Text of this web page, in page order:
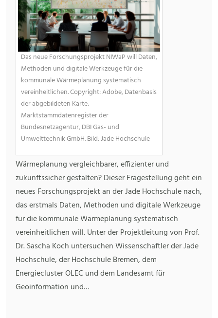
Das neue Forschungsprojekt NIWaP will Daten,
Methoden und digitale Werkzeuge für die
kommunale Wärmeplanung systematisch
vereinheitlichen. Copyright: Adobe, Datenbasis
der abgebildeten Karte:
Marktstammdatenregister der
Bundesnetzagentur, DBI Gas- und
Umwelttechnik GmbH. Bild: Jade Hochschule
Wärmeplanung vergleichbarer, effizienter und
zukunftssicher gestalten? Dieser Fragestellung geht ein
neues Forschungsprojekt an der Jade Hochschule nach,
das erstmals Daten, Methoden und digitale Werkzeuge
für die kommunale Wärmeplanung systematisch
vereinheitlichen will. Unter der Projektleitung von Prof.
Dr. Sascha Koch untersuchen Wissenschaftler der Jade
Hochschule, der Hochschule Bremen, dem
Energiecluster OLEC und dem Landesamt für
Geoinformation und…